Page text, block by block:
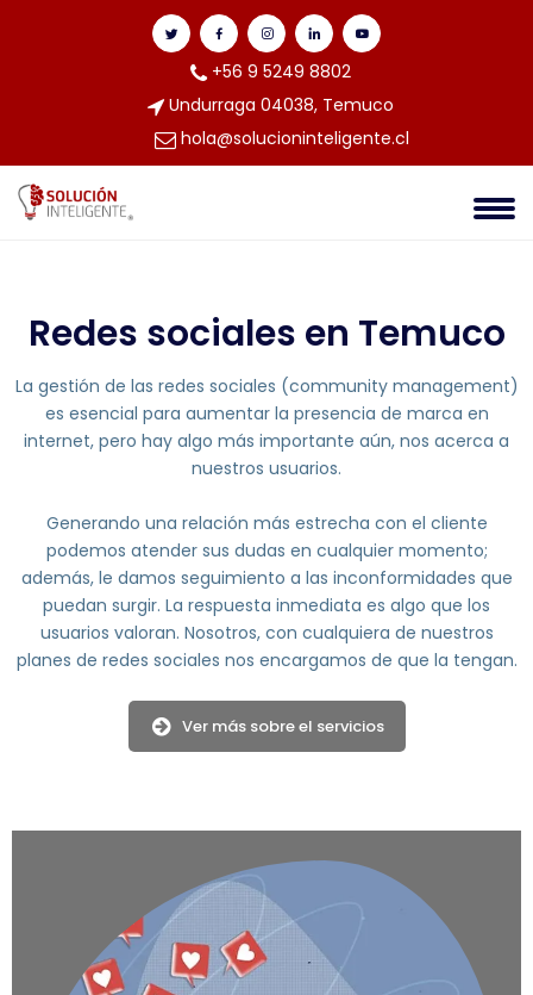
+56 9 5249 8802
Undurraga 04038, Temuco
hola@solucioninteligente.cl
Redes sociales en Temuco
La gestión de las redes sociales (community management)
es esencial para aumentar la presencia de marca en
internet, pero hay algo más importante aún, nos acerca a
nuestros usuarios.
Generando una relación más estrecha con el cliente
podemos atender sus dudas en cualquier momento;
además, le damos seguimiento a las inconformidades que
puedan surgir. La respuesta inmediata es algo que los
usuarios valoran. Nosotros, con cualquiera de nuestros
planes de redes sociales nos encargamos de que la tengan.
Ver más sobre el servicios